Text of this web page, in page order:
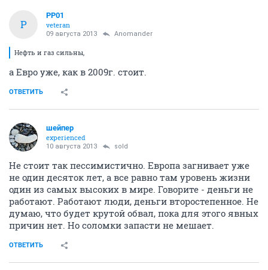
P
PP01
veteran
09 августа 2013 Anomander
Нефть и газ сильны,
а Евро уже, как в 2009г. стоит.
ОТВЕТИТЬ
шейпер
experienced
10 августа 2013 sold
Не стоит так пессимистично. Европа загнивает уже
не один десяток лет, а все равно там уровень жизни
один из самых высоких в мире. Говорите - деньги не
работают. Работают люди, деньги второстепенное. Не
думаю, что будет крутой обвал, пока для этого явных
причин нет. Но соломки запасти не мешает.
ОТВЕТИТЬ